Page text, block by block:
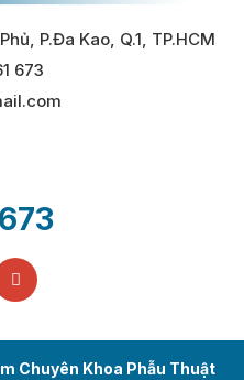
P.Đa Kao, Q.1, TP.HCM
673
Chuyên Khoa Phẫu Thuật